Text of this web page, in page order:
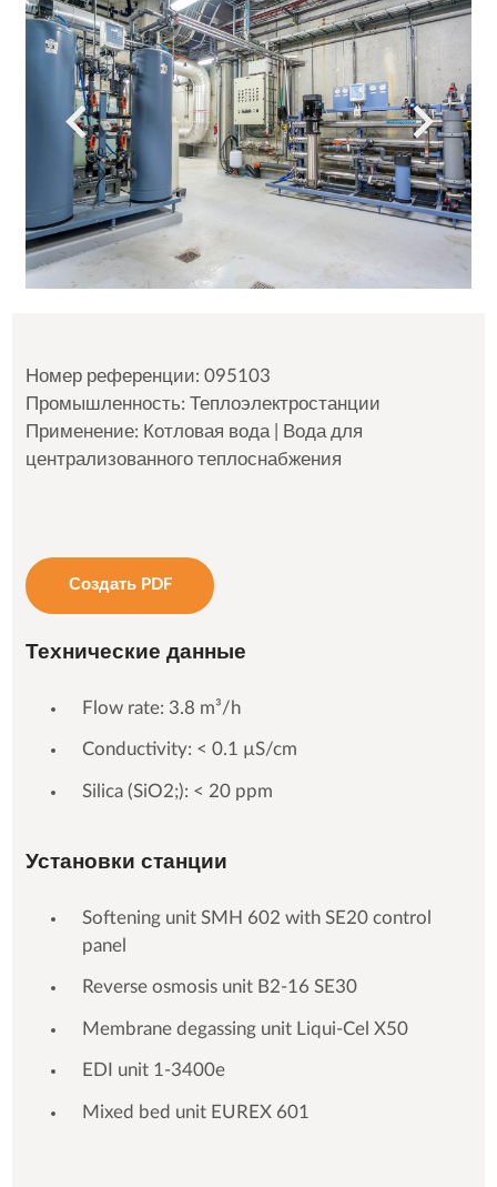
Номер референции: 095103
Промышленность: Теплоэлектростанции
Применение: Котловая вода | Вода для
централизованного теплоснабжения
Создать PDF
Технические данные
Flow rate: 3.8 m³/h
Conductivity: < 0.1 µS/cm
Silica (SiO2;): < 20 ppm
Установки станции
Softening unit SMH 602 with SE20 control
panel
Reverse osmosis unit B2-16 SE30
Membrane degassing unit Liqui-Cel X50
EDI unit 1-3400e
Mixed bed unit EUREX 601